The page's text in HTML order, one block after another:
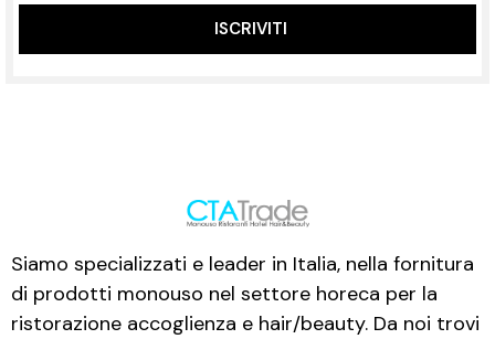
ISCRIVITI
Siamo specializzati e leader in Italia, nella fornitura
di prodotti monouso nel settore horeca per la
ristorazione accoglienza e hair/beauty. Da noi trovi